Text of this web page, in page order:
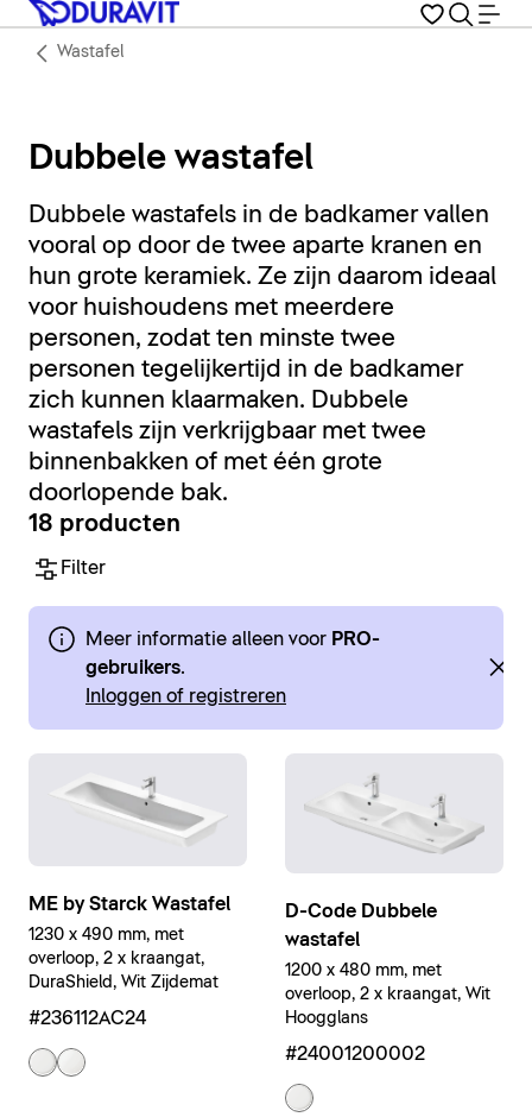
Wastafel
Dubbele wastafel
Dubbele wastafels in de badkamer vallen
vooral op door de twee aparte kranen en
hun grote keramiek. Ze zijn daarom ideaal
voor huishoudens met meerdere
personen, zodat ten minste twee
personen tegelijkertijd in de badkamer
zich kunnen klaarmaken. Dubbele
wastafels zijn verkrijgbaar met twee
binnenbakken of met één grote
doorlopende bak.
18 producten
Filter
Meer informatie alleen voor PRO-
gebruikers.
Inloggen of registreren
ME by Starck Wastafel
1230 x 490 mm, met
overloop, 2 x kraangat,
DuraShield, Wit Zijdemat
#236112AC24
D-Code Dubbele
wastafel
1200 x 480 mm, met
overloop, 2 x kraangat, Wit
Hoogglans
#24001200002